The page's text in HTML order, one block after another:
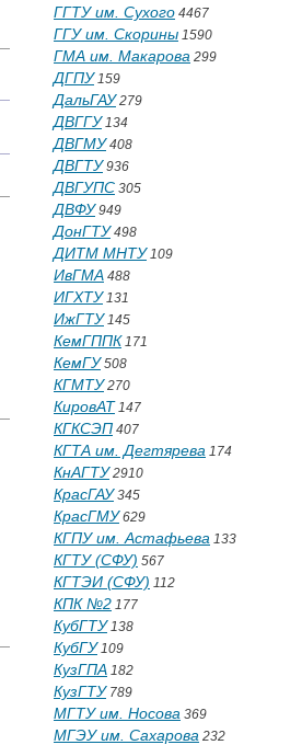
ГГТУ им. Сухого 4467
ГГУ им. Скорины 1590
ГМА им. Макарова 299
ДГПУ159
ДальГАУ279
ДВГГУ134
ДВГМУ408
ДВГТУ936
ДВГУПС 305
ДВФУ949
ДонГТУ498
ДИТМ МНТУ109
ИвГМА 488
ИГХТУ131
ИжГТУ145
КемГППК 171
КемГУ508
КГМТУ270
КировАТ 147
КГКСЭП 407
КГТА им. Дегтярева 174
КнАГТУ2910
КрасГАУ345
КрасГМУ629
КГПУ им. Астафьева 133
КГТУ (СФУ) 567
КГТЭИ (СФУ) 112
КПК №2 177
КубГТУ138
КубГУ109
КузГПА 182
КузГТУ789
МГТУ им. Носова 369
МГЭУ им. Сахарова 232